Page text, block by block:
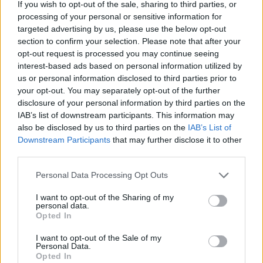
If you wish to opt-out of the sale, sharing to third parties, or
processing of your personal or sensitive information for
targeted advertising by us, please use the below opt-out
section to confirm your selection. Please note that after your
opt-out request is processed you may continue seeing
interest-based ads based on personal information utilized by
us or personal information disclosed to third parties prior to
your opt-out. You may separately opt-out of the further
disclosure of your personal information by third parties on the
IAB’s list of downstream participants. This information may
also be disclosed by us to third parties on the IAB’s List of
Downstream Participants that may further disclose it to other
Personal Data Processing Opt Outs
I want to opt-out of the Sharing of my
personal data.
Opted In
I want to opt-out of the Sale of my
Personal Data.
Opted In
Creative, che espone i lavori prodotti dai ragazzi del
penitenziario minorile napoletano, e del progetto Aloka, con
cui gli spazi del Mercato Meraviglia saranno addobbati con le
tipiche lanterne artigianali della festa buddhista Vesak,
realizzate da alcuni esponenti della comunità singalese di
Napoli.
Mercato Meraviglia è più di una fiera, e si distingue dalle altre
manifestazioni di questo tipo per il suo particolare approccio
all’esperienza urbana e culturale. Non solo artigianato e
design, dunque: accanto agli stand, la sedicesima edizione
Pierfrancesco Solimene, la mostra collettiva
Restoration
di Jose Carlos Bellantuono con gli artisti di PalomArt Factory,
Progettare / Fare. Dialogo tra design e
artigianato,progetto espositivo nato con la collaborazione del
DIARC e ABANA; open studio; performance con la presenza
del collettivo Funa; musica dal vivo; presentazioni di libri a cura
della casa editrice napoletana Cratèra, specializzata in